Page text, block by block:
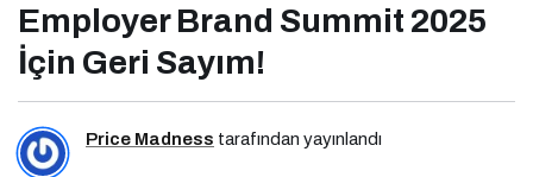
Employer Brand Summit 2025
İçin Geri Sayım!
Price Madness tarafından yayınlandı